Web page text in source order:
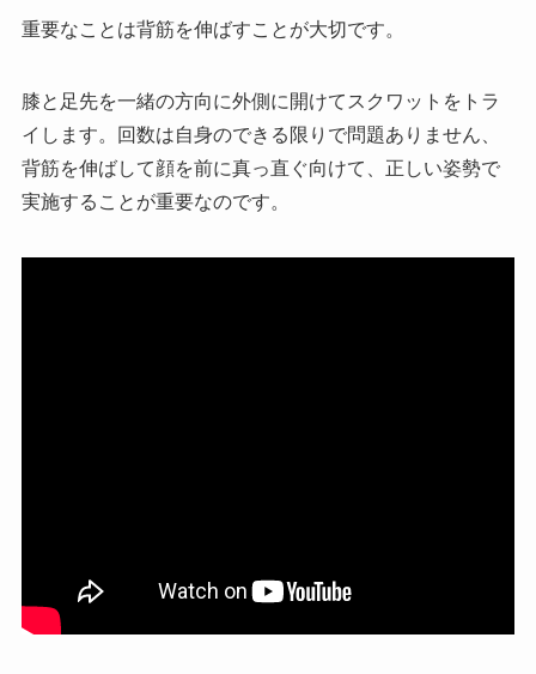
重要なことは背筋を伸ばすことが大切です。
膝と足先を一緒の方向に外側に開けてスクワットをトラ
イします。回数は自身のできる限りで問題ありません、
背筋を伸ばして顔を前に真っ直ぐ向けて、正しい姿勢で
実施することが重要なのです。